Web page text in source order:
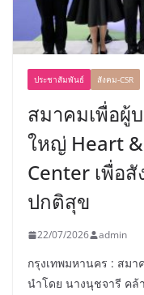
ประชาสัมพันธ์ สังคม-CSR
สมาคมเพื่อผู้
ใหญ่ Heart
Center เพื่อ
ปกติสุข
22/07/2026 admin
กรุงเทพมหานคร : สมา
นำโดย นางนุชจารี คล้